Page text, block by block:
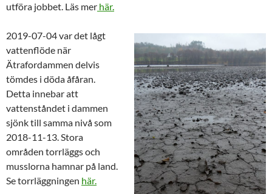
utföra jobbet. Läs mer här.
2019-07-04 var det lågt
vattenflöde när
Ätrafordammen delvis
tömdes i döda åfåran.
Detta innebar att
vattenståndet i dammen
sjönk till samma nivå som
2018-11-13. Stora
områden torrläggs och
musslorna hamnar på land.
Se torrläggningen här.